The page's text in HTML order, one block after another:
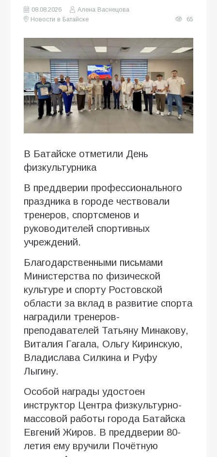
08.08.2026
Алена Васнецова
Новости в Батайске
65
В Батайске отметили День
физкультурника
В преддверии профессионального
праздника в городе чествовали
тренеров, спортсменов и
руководителей спортивных
учреждений.
Благодарственными письмами
Министерства по физической
культуре и спорту Ростовской
области за вклад в развитие спорта
наградили тренеров-
преподавателей Татьяну Минакову,
Виталия Гагала, Ольгу Киринскую,
Владислава Силкина и Руфу
Лыгину.
Особой награды удостоен
инструктор Центра физкультурно-
массовой работы города Батайска
Евгений Жиров. В преддверии 80-
летия ему вручили Почётную